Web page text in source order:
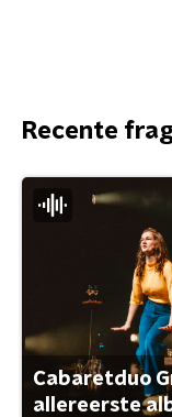
Recente
Cabaretduo
allereerste